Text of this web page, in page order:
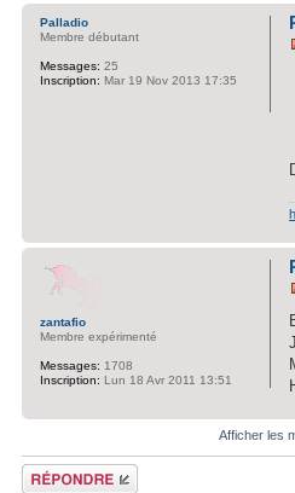
Palladio
Membre débutant
Messages: 25
Inscription: Mar 19 Nov 2013 17:35
zantafio
Membre expérimenté
Messages: 1708
Inscription: Lun 18 Avr 2011 13:51
Afficher les
Répondre